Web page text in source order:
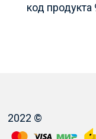
код продукта
2022 ©